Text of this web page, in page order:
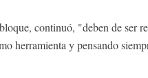
continuó, "deben de ser
herramienta y pensando